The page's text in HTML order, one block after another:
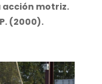
acción motriz.
(2000).